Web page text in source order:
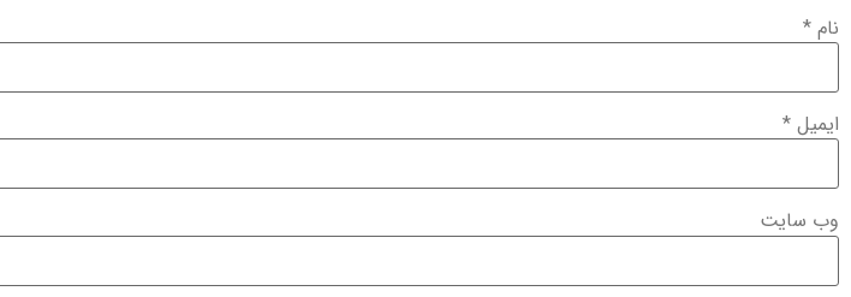
نام *
ایمیل *
وب‌ سایت